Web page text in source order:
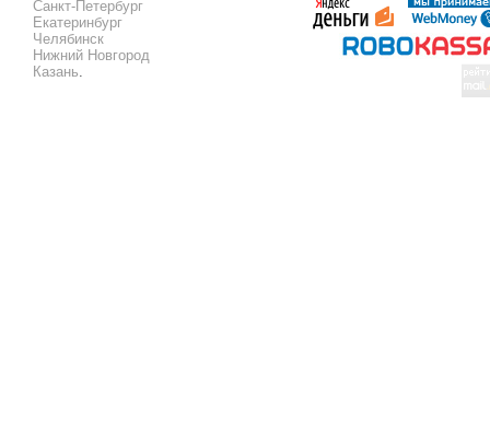
Санкт-Петербург
Екатеринбург
Челябинск
Нижний Новгород
Казань.